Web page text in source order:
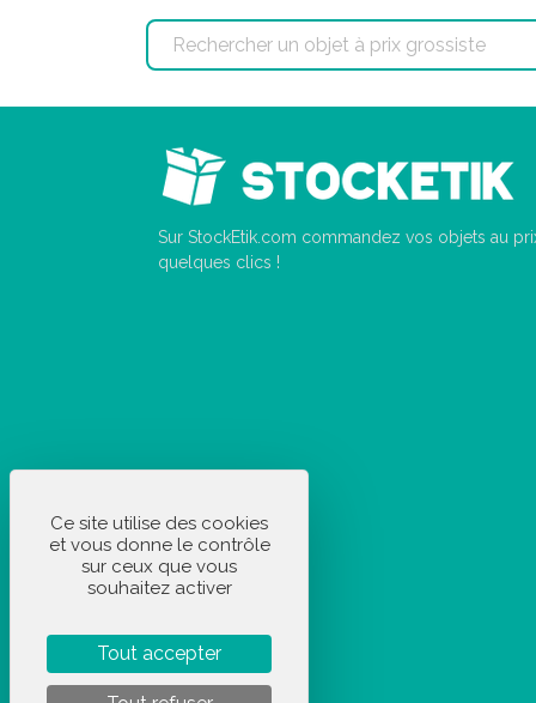
Sur StockEtik.com commandez vos objets au
quelques clics !
Ce site utilise des cookies
et vous donne le contrôle
sur ceux que vous
souhaitez activer
Tout accepter